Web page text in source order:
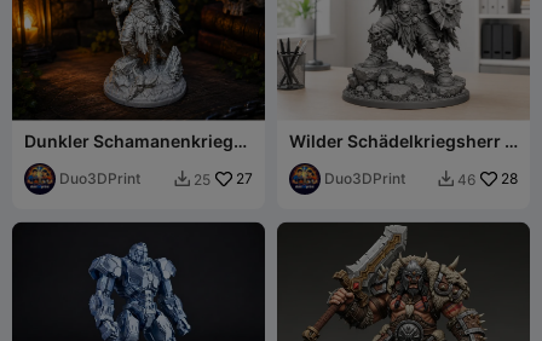
Dunkler Schamanenkrieger
– Fantasy-Stammesfigur
Duo3DPrint  25 27
Wilder Schädelkriegsherr –
Barbarenkrieger-Miniatur
Duo3DPrint  46 28